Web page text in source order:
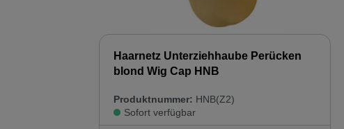
Haarnetz Unterziehhaube Perücken
blond Wig Cap HNB
Produktnummer: HNB(Z2)
Sofort verfügbar